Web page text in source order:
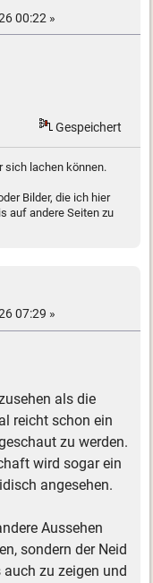
00:22 »
Gespeichert
sich lachen können.
Bilder, die ich hier
auf andere Seiten zu
07:29 »
als die
reicht schon ein
zu werden.
wird sogar ein
angesehen.
Aussehen
sondern der Neid
zu zeigen und